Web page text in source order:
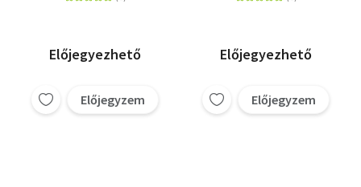
Előjegyezhető
Előjegyzem
Előjegyezhető
Előjegyzem